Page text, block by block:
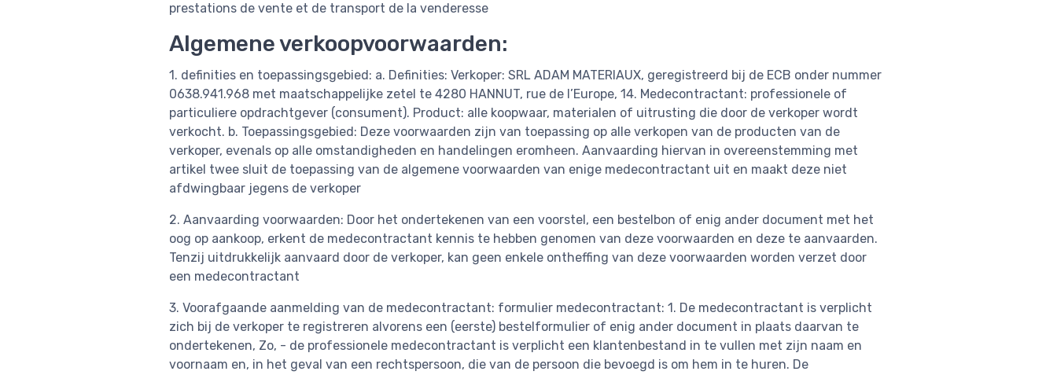
prestations de vente et de transport de la venderesse
Algemene verkoopvoorwaarden:
1. definities en toepassingsgebied: a. Definities: Verkoper: SRL ADAM MATERIAUX, geregistreerd bij de ECB onder nummer
0638.941.968 met maatschappelijke zetel te 4280 HANNUT, rue de l’Europe, 14. Medecontractant: professionele of
particuliere opdrachtgever (consument). Product: alle koopwaar, materialen of uitrusting die door de verkoper wordt
verkocht. b. Toepassingsgebied: Deze voorwaarden zijn van toepassing op alle verkopen van de producten van de
verkoper, evenals op alle omstandigheden en handelingen eromheen. Aanvaarding hiervan in overeenstemming met
artikel twee sluit de toepassing van de algemene voorwaarden van enige medecontractant uit en maakt deze niet
afdwingbaar jegens de verkoper
2. Aanvaarding voorwaarden: Door het ondertekenen van een voorstel, een bestelbon of enig ander document met het
oog op aankoop, erkent de medecontractant kennis te hebben genomen van deze voorwaarden en deze te aanvaarden.
Tenzij uitdrukkelijk aanvaard door de verkoper, kan geen enkele ontheffing van deze voorwaarden worden verzet door
een medecontractant
3. Voorafgaande aanmelding van de medecontractant: formulier medecontractant: 1. De medecontractant is verplicht
zich bij de verkoper te registreren alvorens een (eerste) bestelformulier of enig ander document in plaats daarvan te
ondertekenen, Zo, - de professionele medecontractant is verplicht een klantenbestand in te vullen met zijn naam en
voornaam en, in het geval van een rechtspersoon, die van de persoon die bevoegd is om hem in te huren. De